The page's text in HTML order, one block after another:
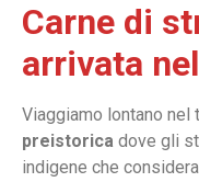
Carne di
arrivata
Viaggiamo lontano nel
preistorica dove gli
indigene che